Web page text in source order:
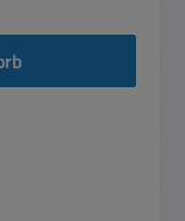
um die